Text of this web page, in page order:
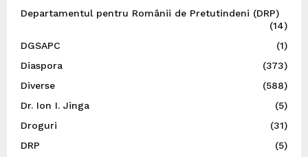
Departamentul pentru Românii de Pretutindeni (DRP)
(14)
DGSAPC
(1)
Diaspora
(373)
Diverse
(588)
Dr. Ion I. Jinga
(5)
Droguri
(31)
DRP
(5)